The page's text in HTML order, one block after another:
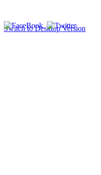
Switch to Desktop Version